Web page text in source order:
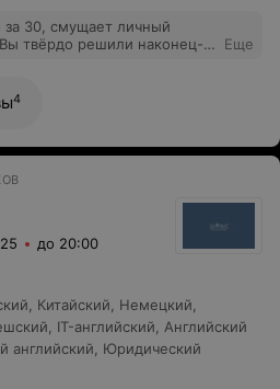
30, смущает личный
твёрдо решили наконец-
обучение в языковой
доброжелательная
в минигруппах (такой
индивидуальных
обучения,
с разным уровнем
подача и закрепление
не отнимают много
усвоение
много заниматься и
и под контролем
ЯШ «Welcome” Татьяны
Еще
4
до 20:00
Китайский Немецкий
IT-английский
Английский
английский
Юридический